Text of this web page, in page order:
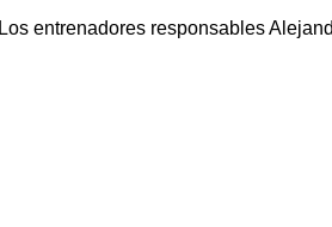
Los entrenadores responsables